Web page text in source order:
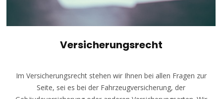
Versicherungsrecht
Im Versicherungsrecht stehen wir Ihnen bei allen Fragen zur
Seite, sei es bei der Fahrzeugversicherung, der